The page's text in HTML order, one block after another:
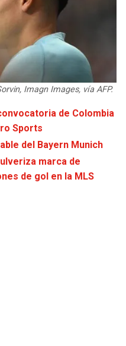
Imagn Images, vía AFP.
de Colombia
Sports
del Bayern Munich
marca de
de gol en la MLS